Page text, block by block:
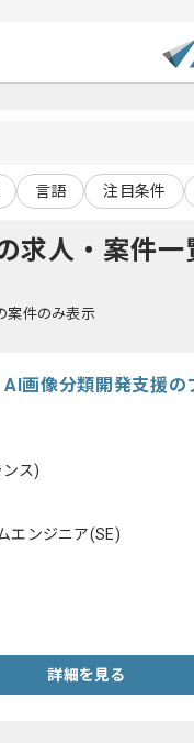
言語 注目条件
求人・案件一
案件のみ表示
画像分類開発支援の
ス)
エンジニア(SE)
詳細を見る